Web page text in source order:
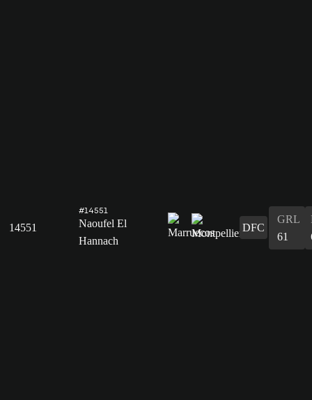
14551
#14551
Naoufel El
Hannach
DFC
GRL
61